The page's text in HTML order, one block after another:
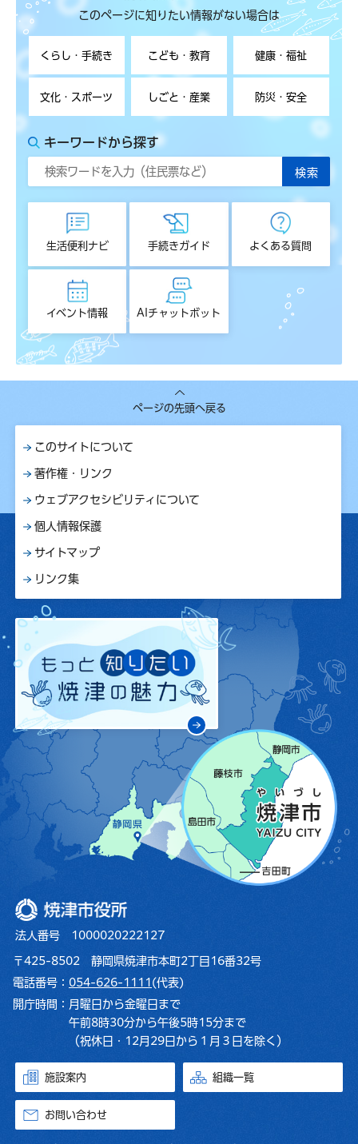
このページに知りたい情報がない場合は
くらし・手続き こども・教育 健康・福祉
文化・スポーツ しごと・産業 防災・安全
キーワードから探す
生活便利ナビ 手続きガイド よくある質問
イベント情報 AIチャットボット
ページの先頭へ戻る
このサイトについて
著作権・リンク
ウェブアクセシビリティについて
個人情報保護
サイトマップ
リンク集
焼津市役所
法人番号 1000020222127
〒425-8502 静岡県焼津市本町2丁目16番32号
電話番号： 054-626-1111 (代表)
開庁時間： 月曜日から金曜日まで
午前8時30分から午後5時15分まで
（祝休日・12月29日から１月３日を除く）
施設案内 組織一覧
お問い合わせ